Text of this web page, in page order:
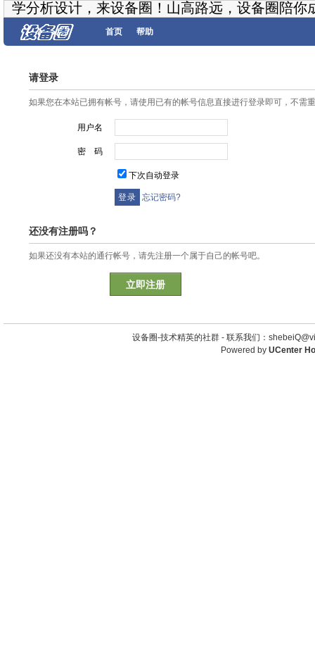
学分析设计，来设备圈！山高路远，设备圈陪你
首页 帮助
请登录
如果您在本站已拥有帐号，请使用已有的帐号信息直接进行登录即可，不需
用户名
密 码
下次自动登录
忘记密码?
还没有注册吗？
如果还没有本站的通行帐号，请先注册一个属于自己的帐号吧。
立即注册
设备圈-技术精英的社群 - 联系我们：
Powered by UCenter